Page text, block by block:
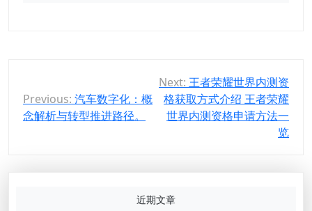
章
导
Previous: 汽车数字化：概
念解析与转型推进路径。
Next: 王者荣耀世界内测资
格获取方式介绍 王者荣耀
世界内测资格申请方法一
览
近期文章